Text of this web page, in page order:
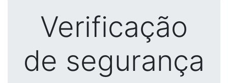
Verificação
de segurança